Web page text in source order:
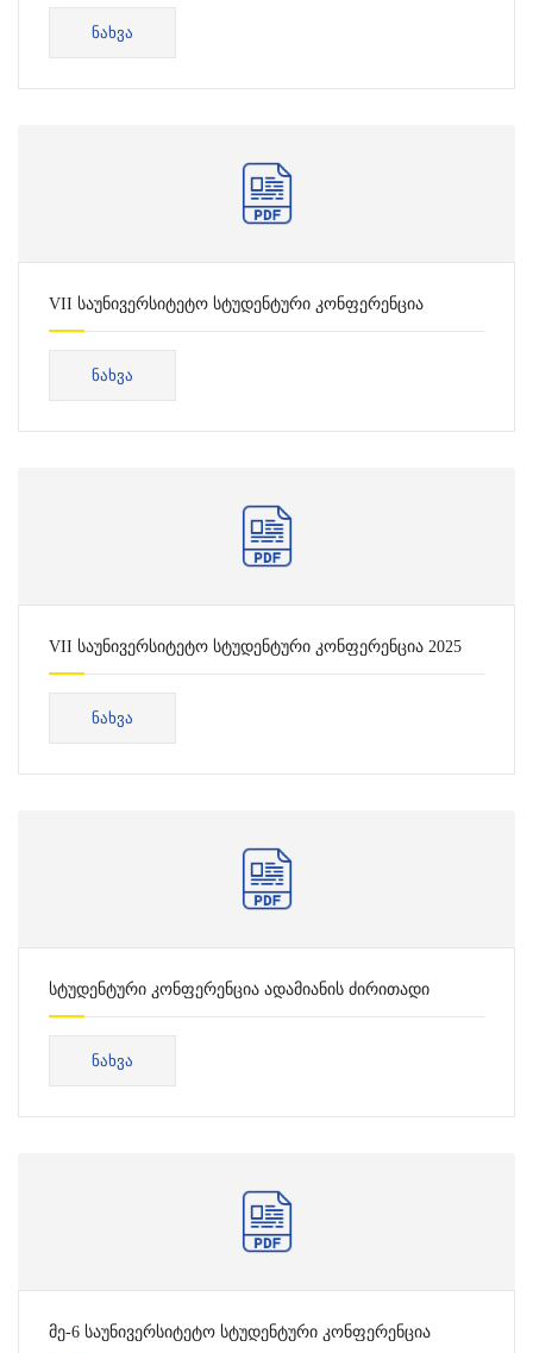
ᲜᲐᲮᲕᲐ
VII საუნივერსიტეტო სტუდენტური კონფერენცია
03.06.2025
ᲜᲐᲮᲕᲐ
VII საუნივერსიტეტო სტუდენტური კონფერენცია 2025
(სოციალურ მეცნიერებათა ფაკულტეტი, თეოლოგია)
ᲜᲐᲮᲕᲐ
სტუდენტური კონფერენცია ადამიანის ძირითადი
უფლებები 2025
ᲜᲐᲮᲕᲐ
მე-6 საუნივერსიტეტო სტუდენტური კონფერენცია